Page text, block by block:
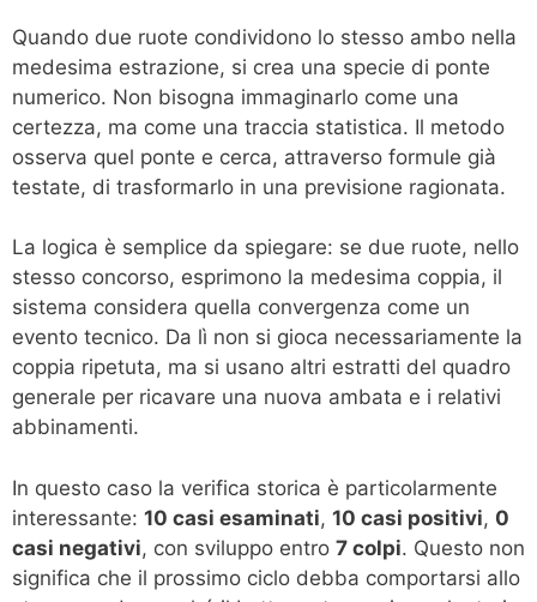
Quando due ruote condividono lo stesso ambo nella
medesima estrazione, si crea una specie di ponte
numerico. Non bisogna immaginarlo come una
certezza, ma come una traccia statistica. Il metodo
osserva quel ponte e cerca, attraverso formule già
testate, di trasformarlo in una previsione ragionata.
La logica è semplice da spiegare: se due ruote, nello
stesso concorso, esprimono la medesima coppia, il
sistema considera quella convergenza come un
evento tecnico. Da lì non si gioca necessariamente la
coppia ripetuta, ma si usano altri estratti del quadro
generale per ricavare una nuova ambata e i relativi
abbinamenti.
In questo caso la verifica storica è particolarmente
interessante: 10 casi esaminati, 10 casi positivi, 0
casi negativi, con sviluppo entro 7 colpi. Questo non
significa che il prossimo ciclo debba comportarsi allo